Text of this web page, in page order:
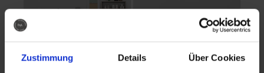
Zustimmung Details Über Cookies